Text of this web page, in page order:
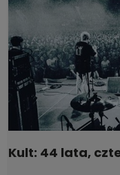
Kult: 44 lata,